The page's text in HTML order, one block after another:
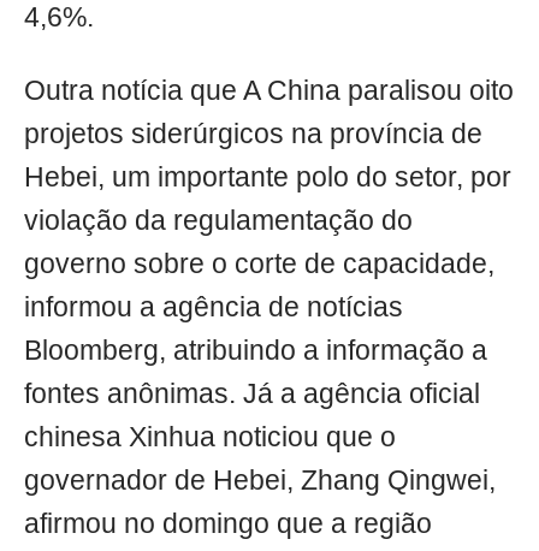
4,6%.
Outra notícia que A China paralisou oito
projetos siderúrgicos na província de
Hebei, um importante polo do setor, por
violação da regulamentação do
governo sobre o corte de capacidade,
informou a agência de notícias
Bloomberg, atribuindo a informação a
fontes anônimas. Já a agência oficial
chinesa Xinhua noticiou que o
governador de Hebei, Zhang Qingwei,
afirmou no domingo que a região